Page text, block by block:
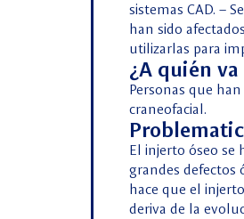
sistemas CAD. –
han sido
utilizarlas para
¿A quién
Personas que
craneofacial.
El injerto óseo se
grandes defectos
hace que el
deriva de la